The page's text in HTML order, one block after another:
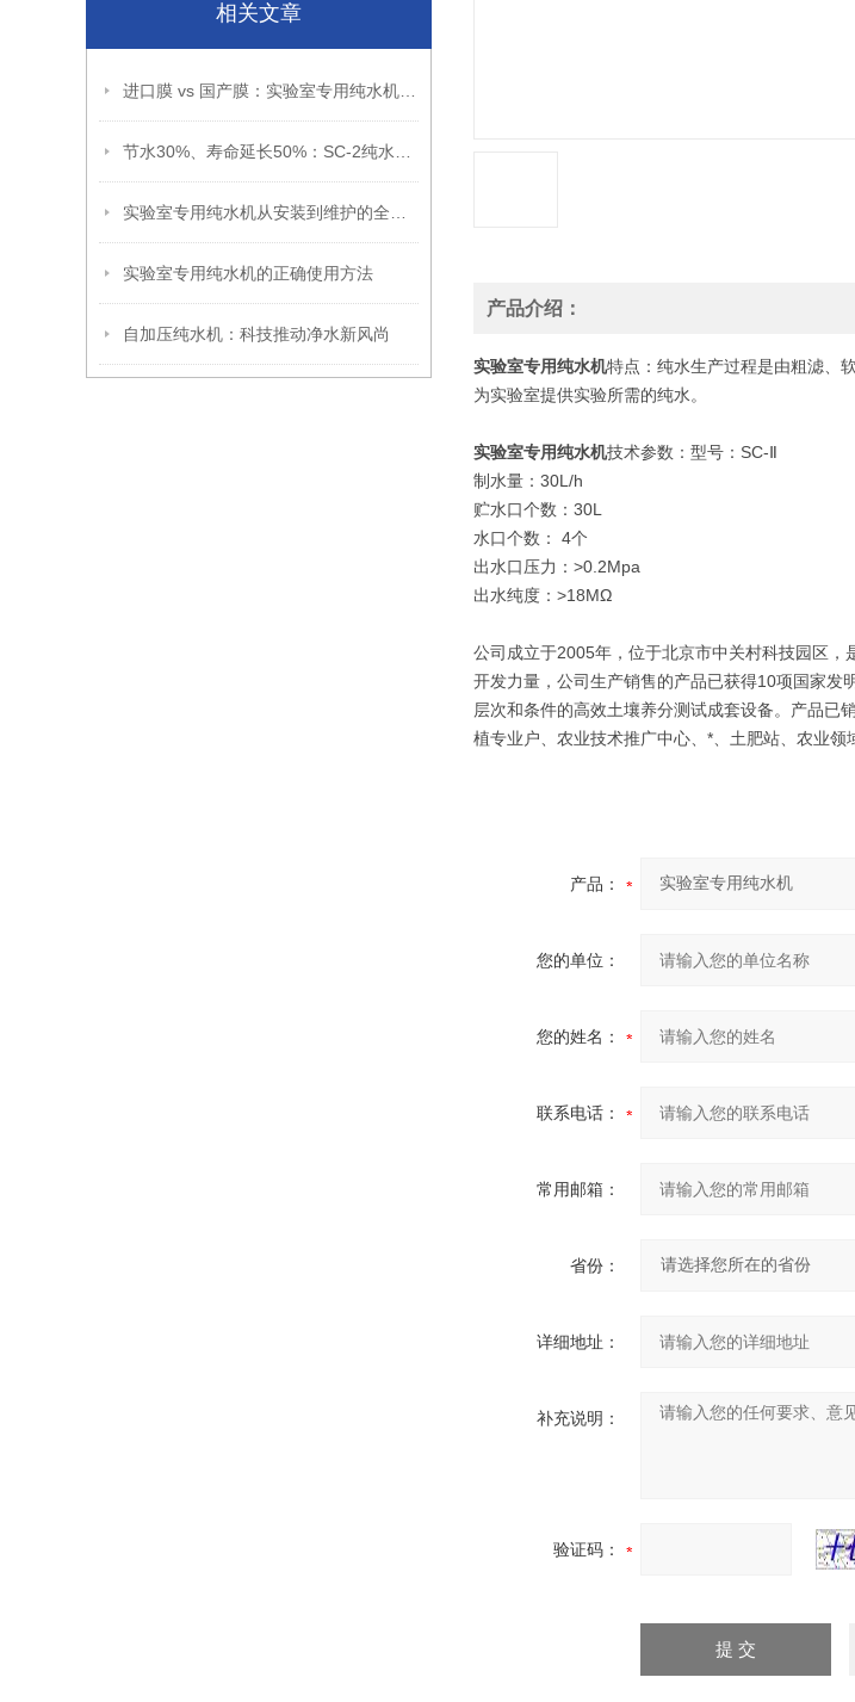
相关文章
实验室专用纯水机的正确使用方法
自加压纯水机：科技推动净水新风尚
产品介绍：
实验室专用纯水机特点：纯水生产过程是由粗滤、
为实验室提供实验所需的纯水。
实验室专用纯水机技术参数：型号：SC-Ⅱ
制水量：30L/h
贮水口个数：30L
水口个数： 4个
出水口压力：>0.2Mpa
出水纯度：>18MΩ
公司成立于2005年，位于北京市中关村科技园区
开发力量，公司生产销售的产品已获得10项国家发
层次和条件的高效土壤养分测试成套设备。产品已
植专业户、农业技术推广中心、*、土肥站、农业领
产品：
您的单位：
您的姓名：
联系电话：
常用邮箱：
省份：
详细地址：
补充说明：
验证码：